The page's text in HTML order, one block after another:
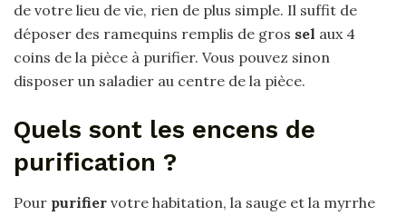
de votre lieu de vie, rien de plus simple. Il suffit de
déposer des ramequins remplis de gros sel aux 4
coins de la pièce à purifier. Vous pouvez sinon
disposer un saladier au centre de la pièce.
Quels sont les encens de
purification ?
Pour purifier votre habitation, la sauge et la myrrhe